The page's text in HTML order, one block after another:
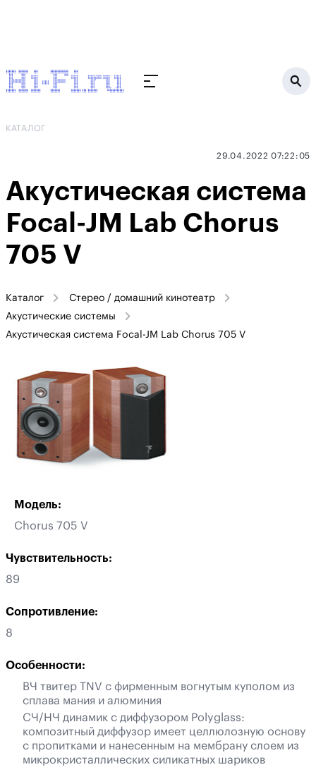
КАТАЛОГ
29.04.2022 07:22:05
Акустическая система
Focal-JM Lab Chorus
705 V
Каталог
Стерео / домашний кинотеатр
Акустические системы
Акустическая система Focal-JM Lab Chorus 705 V
Модель:
Chorus 705 V
Чувствительность:
89
Сопротивление:
8
Особенности:
ВЧ твитер TNV с фирменным вогнутым куполом из
сплава мания и алюминия
СЧ/НЧ динамик с диффузором Polyglass:
композитный диффузор имеет целлюлозную основу
с пропитками и нанесенным на мембрану слоем из
микрокристаллических силикатных шариков